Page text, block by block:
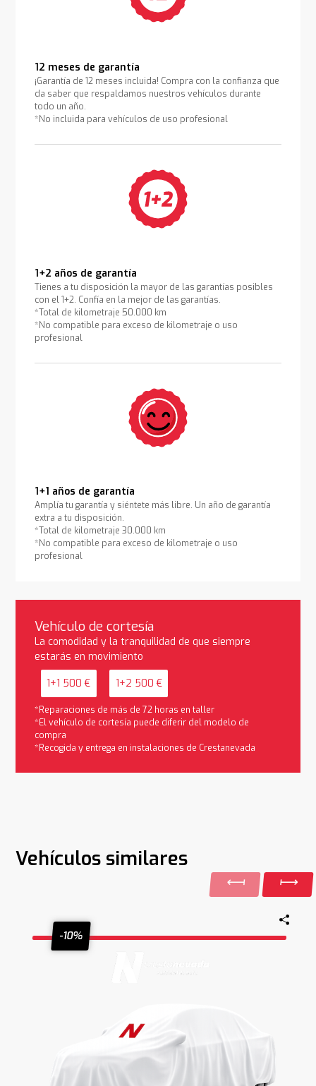
12 meses de garantía
¡Garantía de 12 meses incluida! Compra con la confianza que
da saber que respaldamos nuestros vehículos durante
todo un año.
*No incluida para vehículos de uso profesional
1+2 años de garantía
Tienes a tu disposición la mayor de las garantías posibles
con el 1+2. Confía en la mejor de las garantías.
*Total de kilometraje 50.000 km
*No compatible para exceso de kilometraje o uso
profesional
1+1 años de garantía
Amplía tu garantía y siéntete más libre. Un año de garantía
extra a tu disposición.
*Total de kilometraje 30.000 km
*No compatible para exceso de kilometraje o uso
profesional
Vehículo de cortesía
La comodidad y la tranquilidad de que siempre
estarás en movimiento
1+1 500 € 1+2 500 €
*Reparaciones de más de 72 horas en taller
*El vehículo de cortesía puede diferir del modelo de
compra
*Recogida y entrega en instalaciones de Crestanevada
Vehículos similares
-10%